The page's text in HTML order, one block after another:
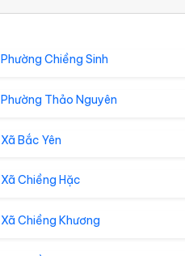
Phường Chiềng Sinh
Phường Thảo Nguyên
Xã Bắc Yên
Xã Chiềng Hặc
Xã Chiềng Khương